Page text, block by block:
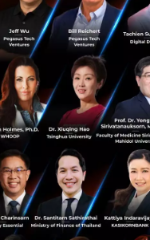
สหรัฐฯ
ปัจจุบัน Startup
ในเอเชีย แต่ก็ยัง
ใหญ่ๆ เท่าใดนัก
ทางการศ...
ธันวาคม 1, 2018|
168
News